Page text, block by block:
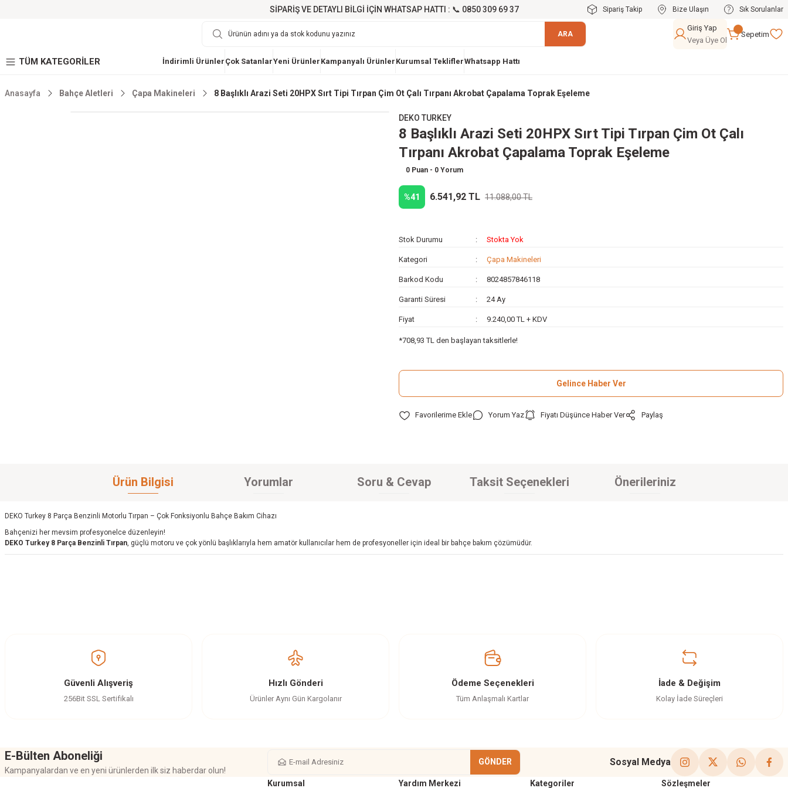
SİPARİŞ VE DETAYLI BİLGİ İÇİN WHATSAP HATTI : 📞 0850 309 69 37 Sipariş Takip Bize Ulaşın Sık Sorulanlar
ARA
Giriş Yap
Veya Üye Ol
Sepetim
TÜM KATEGORİLER İndirimli Ürünler Çok SatanlarYeni Ürünler Kampanyalı Ürünler Kurumsal TekliflerWhatsapp Hattı
Anasayfa Bahçe Aletleri Çapa Makineleri 8 Başlıklı Arazi Seti 20HPX Sırt Tipi Tırpan Çim Ot Çalı Tırpanı Akrobat Çapalama Toprak Eşeleme
DEKO TURKEY
8 Başlıklı Arazi Seti 20HPX Sırt Tipi Tırpan Çim Ot Çalı
Tırpanı Akrobat Çapalama Toprak Eşeleme
0 Puan - 0 Yorum
%41 6.541,92 TL 11.088,00 TL
Stok Durumu Stokta Yok
Kategori Çapa Makineleri
Barkod Kodu 8024857846118
Garanti Süresi 24 Ay
Fiyat 9.240,00 TL + KDV
*708,93 TL den başlayan taksitlerle!
Gelince Haber Ver
Yorum Yaz Fiyatı Düşünce Haber Ver Paylaş
Ürün Bilgisi Yorumlar Soru & Cevap Taksit Seçenekleri Önerileriniz
DEKO Turkey 8 Parça Benzinli Motorlu Tırpan – Çok Fonksiyonlu Bahçe Bakım Cihazı
Bahçenizi her mevsim profesyonelce düzenleyin!
DEKO Turkey 8 Parça Benzinli Tırpan , güçlü motoru ve çok yönlü başlıklarıyla hem amatör kullanıcılar hem de profesyoneller için ideal bir bahçe bakım çözümüdür.
Ürün açıklamasında eksik bilgiler bulunuyor.
Gönder
Güvenli Alışveriş
256Bit SSL Sertifikalı
Hızlı Gönderi
Ürünler Aynı Gün Kargolanır
Ödeme Seçenekleri
Tüm Anlaşmalı Kartlar
İade & Değişim
Kolay İade Süreçleri
E-Bülten Aboneliği
Kampanyalardan ve en yeni ürünlerden ilk siz haberdar olun!
GÖNDER Sosyal Medya
Kurumsal Yardım Merkezi Kategoriler Sözleşmeler